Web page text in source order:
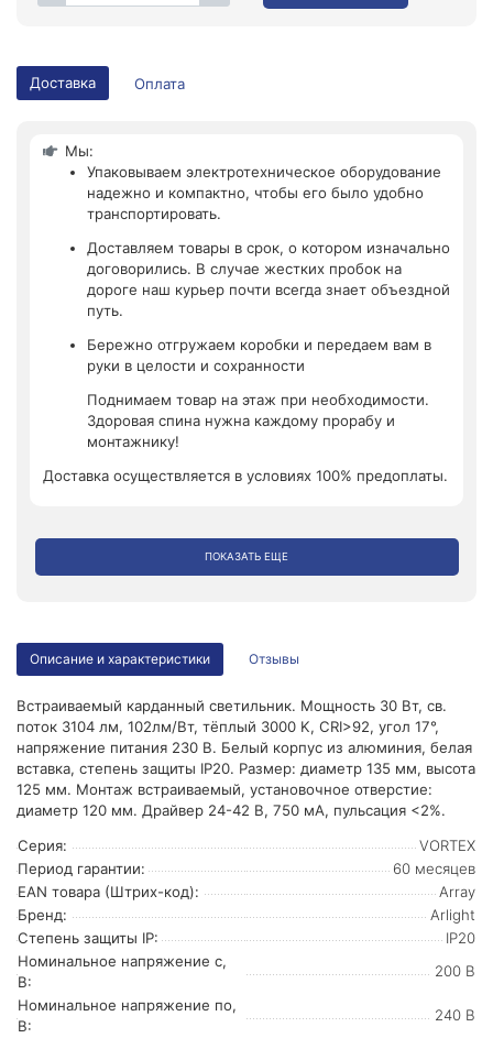
Доставка Оплата
Мы:
Упаковываем электротехническое оборудование
надежно и компактно, чтобы его было удобно
транспортировать.
Доставляем товары в срок, о котором изначально
договорились. В случае жестких пробок на
дороге наш курьер почти всегда знает объездной
путь.
Бережно отгружаем коробки и передаем вам в
руки в целости и сохранности
Поднимаем товар на этаж при необходимости.
Здоровая спина нужна каждому прорабу и
монтажнику!
Доставка осуществляется в условиях 100% предоплаты.
ПОКАЗАТЬ ЕЩЕ
Описание и характеристики Отзывы
Встраиваемый карданный светильник. Мощность 30 Вт, св.
поток 3104 лм, 102лм/Вт, тёплый 3000 K, CRI>92, угол 17°,
напряжение питания 230 В. Белый корпус из алюминия, белая
вставка, степень защиты IP20. Размер: диаметр 135 мм, высота
125 мм. Монтаж встраиваемый, установочное отверстие:
диаметр 120 мм. Драйвер 24-42 В, 750 мА, пульсация <2%.
Серия:
VORTEX
Период гарантии:
60 месяцев
EAN товара (Штрих-код):
Array
Бренд:
Arlight
Степень защиты IP:
IP20
Номинальное напряжение с,
В:
200 В
Номинальное напряжение по,
В:
240 В